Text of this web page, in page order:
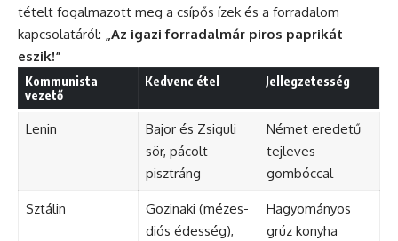
tételt fogalmazott meg a csípős ízek és a forradalom
kapcsolatáról: „Az igazi forradalmár piros paprikát
eszik!”
Kommunista
vezető
Kedvenc étel Jellegzetesség
Lenin
Bajor és Zsiguli
sör, pácolt
pisztráng
Német eredetű
tejleves
gombóccal
Sztálin
Gozinaki (mézes-
diós édesség),
Hagyományos
grúz konyha